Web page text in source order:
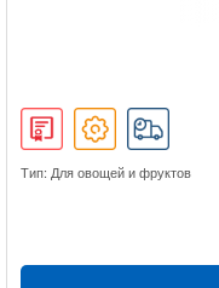
Тип: Для овощей и фруктов